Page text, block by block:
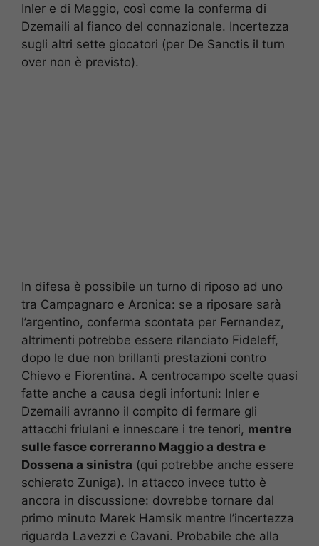
Inler e di Maggio, così come la conferma di
Dzemaili al fianco del connazionale. Incertezza
sugli altri sette giocatori (per De Sanctis il turn
over non è previsto).
In difesa è possibile un turno di riposo ad uno
tra Campagnaro e Aronica: se a riposare sarà
l’argentino, conferma scontata per Fernandez,
altrimenti potrebbe essere rilanciato Fideleff,
dopo le due non brillanti prestazioni contro
Chievo e Fiorentina. A centrocampo scelte quasi
fatte anche a causa degli infortuni: Inler e
Dzemaili avranno il compito di fermare gli
attacchi friulani e innescare i tre tenori, mentre
sulle fasce correranno Maggio a destra e
Dossena a sinistra (qui potrebbe anche essere
schierato Zuniga). In attacco invece tutto è
ancora in discussione: dovrebbe tornare dal
primo minuto Marek Hamsik mentre l’incertezza
riguarda Lavezzi e Cavani. Probabile che alla